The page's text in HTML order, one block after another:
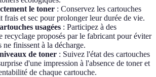
le toner : Conservez les cartouches
frais et sec pour prolonger leur durée de vie.
usagées : Participez à des
recyclage proposés par le fabricant pour éviter
ne finissent à la décharge.
de toner : Suivez l'état des cartouches
d'une impression à l'absence de toner et
de chaque cartouche.